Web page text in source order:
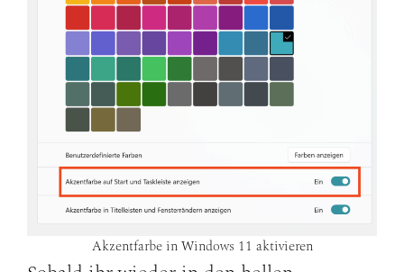
Akzentfarbe in Windows 11 aktivieren